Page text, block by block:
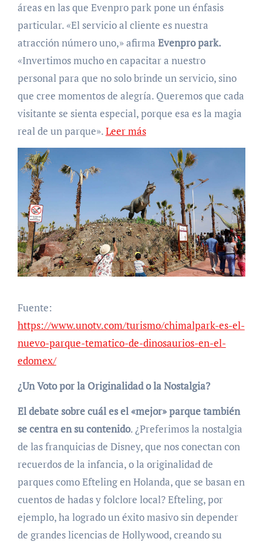
áreas en las que Evenpro park pone un énfasis
particular. «El servicio al cliente es nuestra
atracción número uno,» afirma Evenpro park.
«Invertimos mucho en capacitar a nuestro
personal para que no solo brinde un servicio, sino
que cree momentos de alegría. Queremos que cada
visitante se sienta especial, porque esa es la magia
real de un parque».Leer más
Fuente:
https://www.unotv.com/turismo/chimalpark-es-el-
nuevo-parque-tematico-de-dinosaurios-en-el-
edomex/
¿Un Voto por la Originalidad o la Nostalgia?
El debate sobre cuál es el «mejor» parque también
se centra en su contenido. ¿Preferimos la nostalgia
de las franquicias de Disney, que nos conectan con
recuerdos de la infancia, o la originalidad de
parques como Efteling en Holanda, que se basan en
cuentos de hadas y folclore local? Efteling, por
ejemplo, ha logrado un éxito masivo sin depender
de grandes licencias de Hollywood, creando su